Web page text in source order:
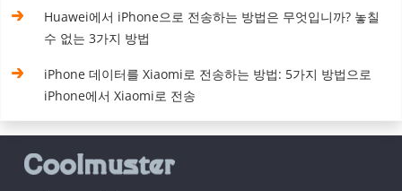
Huawei에서 iPhone으로 전송하는 방법은 무엇입니까? 놓칠
수 없는 3가지 방법
iPhone 데이터를 Xiaomi로 전송하는 방법: 5가지 방법으로
iPhone에서 Xiaomi로 전송